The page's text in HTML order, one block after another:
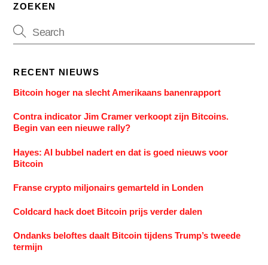
ZOEKEN
RECENT NIEUWS
Bitcoin hoger na slecht Amerikaans banenrapport
Contra indicator Jim Cramer verkoopt zijn Bitcoins.
Begin van een nieuwe rally?
Hayes: AI bubbel nadert en dat is goed nieuws voor
Bitcoin
Franse crypto miljonairs gemarteld in Londen
Coldcard hack doet Bitcoin prijs verder dalen
Ondanks beloftes daalt Bitcoin tijdens Trump’s tweede
termijn